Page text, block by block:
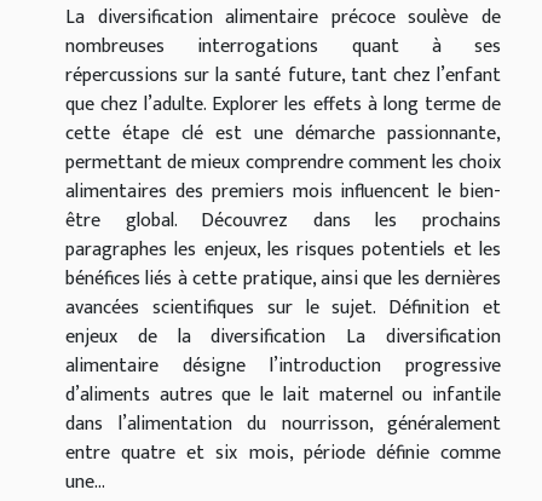
La diversification alimentaire précoce soulève de
nombreuses interrogations quant à ses
répercussions sur la santé future, tant chez l’enfant
que chez l’adulte. Explorer les effets à long terme de
cette étape clé est une démarche passionnante,
permettant de mieux comprendre comment les choix
alimentaires des premiers mois influencent le bien-
être global. Découvrez dans les prochains
paragraphes les enjeux, les risques potentiels et les
bénéfices liés à cette pratique, ainsi que les dernières
avancées scientifiques sur le sujet. Définition et
enjeux de la diversification La diversification
alimentaire désigne l’introduction progressive
d’aliments autres que le lait maternel ou infantile
dans l’alimentation du nourrisson, généralement
entre quatre et six mois, période définie comme
une...